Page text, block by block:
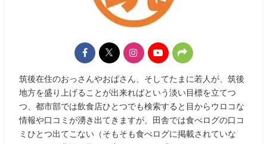
筑後在住のおっさんやおばさん、そしてたまに若人が、筑後
地方を盛り上げることが出来ればという淡い目標を立てつ
つ、都市部では飲食店ひとつでも検索すると目からウロコな
情報や口コミが湧き出てきますが、田舎では食べログの口コ
ミひとつ出てこない（そもそも食べログに掲載されていな